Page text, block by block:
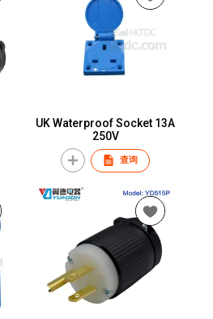
UK Waterproof Socket 13A
250V
查询